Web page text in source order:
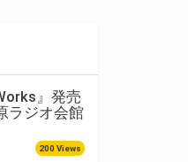
』発売
ラジオ会館
200 Views